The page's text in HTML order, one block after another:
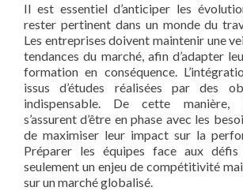
Il est essentiel d’anticiper les
rester pertinent dans un monde du
Les entreprises doivent maintenir une
tendances du marché, afin d’adapter
formation en conséquence.
issus d’études réalisées par des
indispensable. De cette manière,
s’assurent d’être en phase avec les
de maximiser leur impact sur la
Préparer les équipes face aux
seulement un enjeu de compétitivité
sur un marché globalisé.